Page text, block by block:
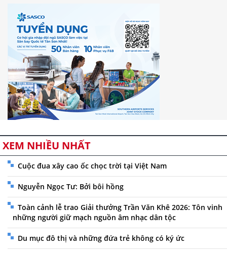
XEM NHIỀU NHẤT
Cuộc đua xây cao ốc chọc trời tại Việt Nam
Nguyễn Ngọc Tư: Bởi bôi hồng
Toàn cảnh lễ trao Giải thưởng Trần Văn Khê 2026: Tôn vinh
những người giữ mạch nguồn âm nhạc dân tộc
Du mục đô thị và những đứa trẻ không có ký ức